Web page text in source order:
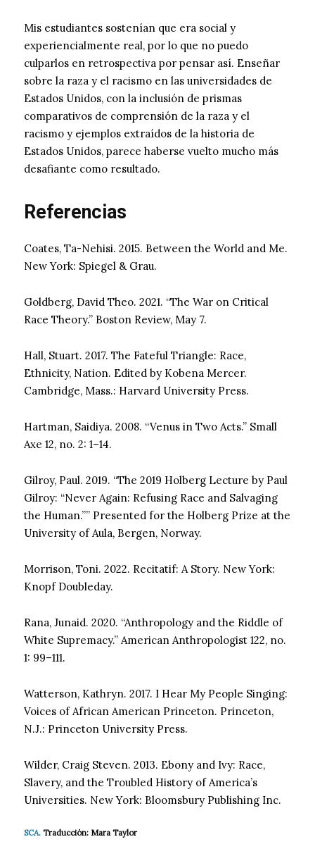
Mis estudiantes sostenían que era social y
experiencialmente real, por lo que no puedo
culparlos en retrospectiva por pensar así. Enseñar
sobre la raza y el racismo en las universidades de
Estados Unidos, con la inclusión de prismas
comparativos de comprensión de la raza y el
racismo y ejemplos extraídos de la historia de
Estados Unidos, parece haberse vuelto mucho más
desafiante como resultado.
Referencias
Coates, Ta-Nehisi. 2015. Between the World and Me.
New York: Spiegel & Grau.
Goldberg, David Theo. 2021. “The War on Critical
Race Theory.” Boston Review, May 7.
Hall, Stuart. 2017. The Fateful Triangle: Race,
Ethnicity, Nation. Edited by Kobena Mercer.
Cambridge, Mass.: Harvard University Press.
Hartman, Saidiya. 2008. “Venus in Two Acts.” Small
Axe 12, no. 2: 1–14.
Gilroy, Paul. 2019. “The 2019 Holberg Lecture by Paul
Gilroy: “Never Again: Refusing Race and Salvaging
the Human.”” Presented for the Holberg Prize at the
University of Aula, Bergen, Norway.
Morrison, Toni. 2022. Recitatif: A Story. New York:
Knopf Doubleday.
Rana, Junaid. 2020. “Anthropology and the Riddle of
White Supremacy.” American Anthropologist 122, no.
1: 99–111.
Watterson, Kathryn. 2017. I Hear My People Singing:
Voices of African American Princeton. Princeton,
N.J.: Princeton University Press.
Wilder, Craig Steven. 2013. Ebony and Ivy: Race,
Slavery, and the Troubled History of America’s
Universities. New York: Bloomsbury Publishing Inc.
SCA. Traducción: Mara Taylor